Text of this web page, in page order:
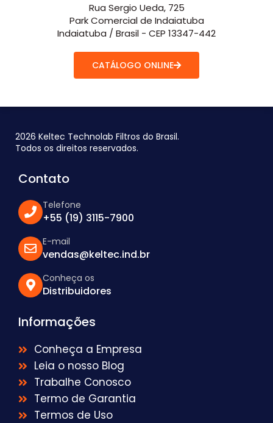
Rua Sergio Ueda, 725
Park Comercial de Indaiatuba
Indaiatuba / Brasil - CEP 13347-442
CATÁLOGO ONLINE
2026 Keltec Technolab Filtros do Brasil.
Todos os direitos reservados.
Contato
Telefone
+55 (19) 3115-7900
E-mail
vendas@keltec.ind.br
Conheça os
Distribuidores
Informações
Conheça a Empresa
Leia o nosso Blog
Trabalhe Conosco
Termo de Garantia
Termos de Uso